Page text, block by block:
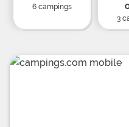
6 campings
3